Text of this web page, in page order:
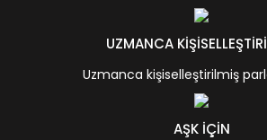
UZMANCA
Uzmanca kişiselleştirilmiş
AŞK İÇİN